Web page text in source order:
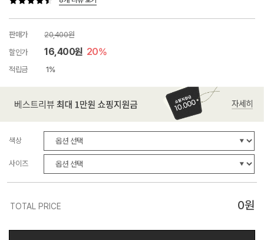
판매가
20,400원
할인가
16,400원 20%
적립금 1%
색상
사이즈
TOTAL PRICE 0원